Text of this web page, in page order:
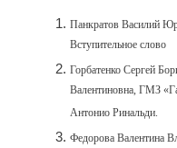
Панкратов Василий
Вступительное слово
Горбатенко Сергей
Валентиновна, ГМЗ
Антонио Ринальди.
Федорова Валентина